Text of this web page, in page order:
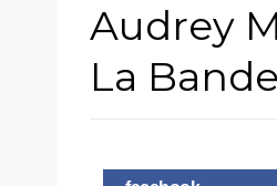
Audrey
La